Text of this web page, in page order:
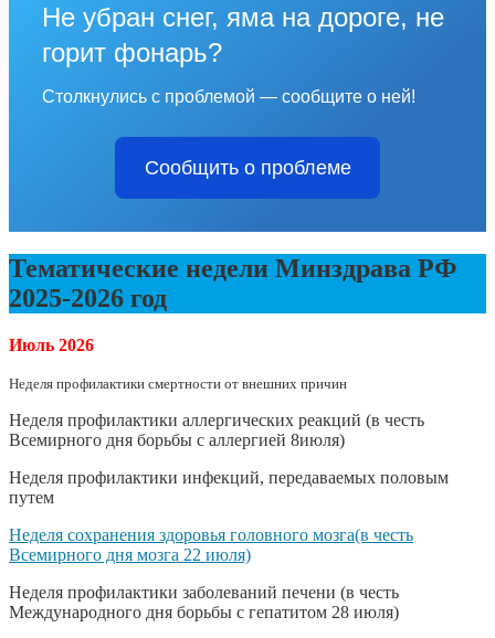
Не убран снег, яма на дороге, не
горит фонарь?
Столкнулись с проблемой — сообщите о ней!
Сообщить о проблеме
Тематические недели Минздрава РФ
2025-2026 год
Июль 2026
Неделя профилактики смертности от внешних причин
Неделя профилактики аллергических реакций (в честь
Всемирного дня борьбы с аллергией 8июля)
Неделя профилактики инфекций, передаваемых половым
путем
Неделя сохранения здоровья головного мозга(в честь
Всемирного дня мозга 22 июля)
Неделя профилактики заболеваний печени (в честь
Международного дня борьбы с гепатитом 28 июля)